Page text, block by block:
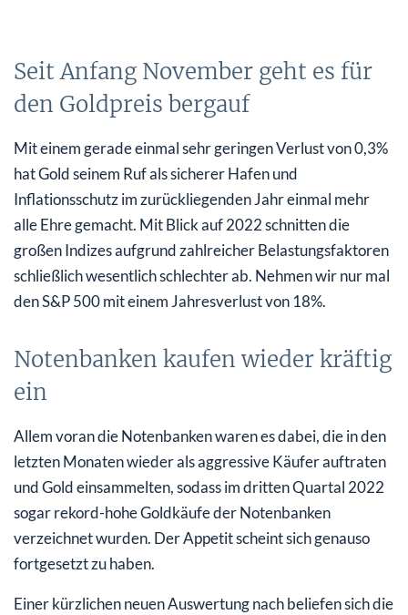
Seit Anfang November geht es für
den Goldpreis bergauf
Mit einem gerade einmal sehr geringen Verlust von 0,3%
hat Gold seinem Ruf als sicherer Hafen und
Inflationsschutz im zurückliegenden Jahr einmal mehr
alle Ehre gemacht. Mit Blick auf 2022 schnitten die
großen Indizes aufgrund zahlreicher Belastungsfaktoren
schließlich wesentlich schlechter ab. Nehmen wir nur mal
den S&P 500 mit einem Jahresverlust von 18%.
Notenbanken kaufen wieder kräftig
ein
Allem voran die Notenbanken waren es dabei, die in den
letzten Monaten wieder als aggressive Käufer auftraten
und Gold einsammelten, sodass im dritten Quartal 2022
sogar rekord-hohe Goldkäufe der Notenbanken
verzeichnet wurden. Der Appetit scheint sich genauso
fortgesetzt zu haben.
Einer kürzlichen neuen Auswertung nach beliefen sich die